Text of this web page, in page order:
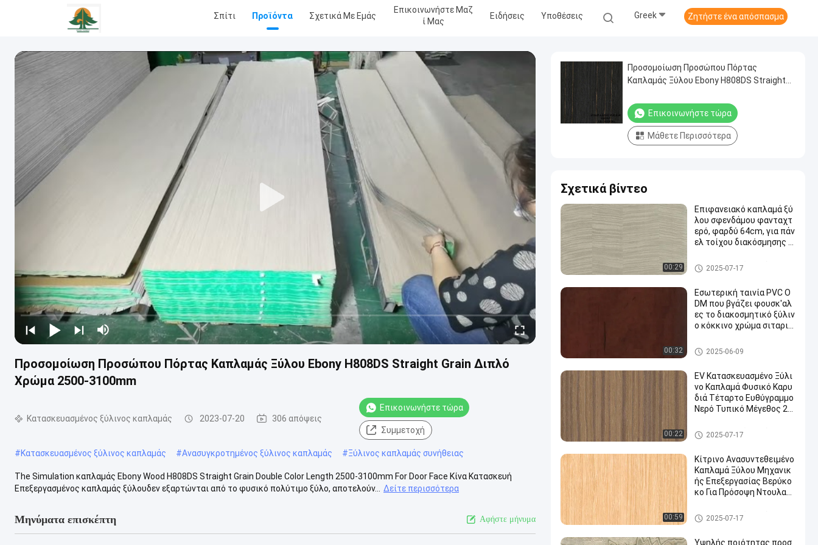
Σπίτι Προϊόντα Σχετικά Με Εμάς
Επικοινωνήστε Μαζ
Ί Μας
Ειδήσεις Υποθέσεις Greek Ζητήστε ένα απόσπασμα
Προσομοίωση Προσώπου Πόρτας Καπλαμάς Ξύλου Ebony H808DS Straight Grain Διπλό
Χρώμα 2500-3100mm
Κατασκευασμένος ξύλινος καπλαμάς 2023-07-20 306 απόψεις
Επικοινωνήστε τώρα
Συμμετοχή
#Κατασκευασμένος ξύλινος καπλαμάς #Ανασυγκροτημένος ξύλινος καπλαμάς #Ξύλινος καπλαμάς συνήθειας
The Simulation καπλαμάς Ebony Wood H808DS Straight Grain Double Color Length 2500-3100mm For Door Face Κίνα Κατασκευή
Επεξεργασμένος καπλαμάς ξύλουδεν εξαρτώνται από το φυσικό πολύτιμο ξύλο, αποτελούν...
Δείτε περισσότερα
Μηνύματα επισκέπτη Αφήστε μήνυμα
Προσομοίωση Προσώπου Πόρτας
Καπλαμάς Ξύλου Ebony H808DS Straight
Επικοινωνήστε τώρα
Μάθετε Περισσότερα
Σχετικά βίντεο
00:29
Επιφανειακό καπλαμά ξύ
λου σφενδάμου φανταχτ
ερό, φαρδύ 64cm, για πάν
ελ τοίχου διακόσμησης ξ
υσικού σφενδάμου υψηλή
ς ποιότητας X6233(4)/X6
033(4)
Κατασκευασμένος ξύλινος κ
απλαμάς
2025-07-17
00:32
Εσωτερική ταινία PVC O
DM που βγάζει φουσκ'αλ
ες το διακοσμητικό ξύλιν
ο κόκκινο χρώμα σιταριο
Διακοσμητική ταινία PVC
2025-06-09
00:22
EV Κατασκευασμένο Ξύλι
νο Καπλαμά Φυσικό Καρυ
διά Τέταρτο Ευθύγραμμο
Νερό Τυπικό Μέγεθος 25
Κατασκευασμένος ξύλινος κ
απλαμάς
2025-07-17
00:59
Κίτρινο Ανασυντεθειμένο
Καπλαμά Ξύλου Μηχανικ
ής Επεξεργασίας Βερύκο
κο Για Πρόσοψη Ντουλαπι
13
Κατασκευασμένος ξύλινος κ
απλαμάς
2025-07-17
Υψηλής ποιότητας προσ